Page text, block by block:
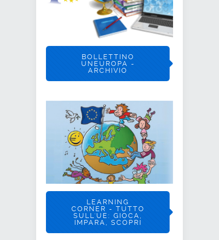
BOLLETTINO
UNEUROPA -
ARCHIVIO
LEARNING
CORNER - TUTTO
SULL'UE: GIOCA,
IMPARA, SCOPRI